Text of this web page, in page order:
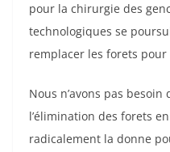
pour la chirurgie des
technologiques se
remplacer les forets pour
Nous n’avons pas
l’élimination des forets
radicalement la donne